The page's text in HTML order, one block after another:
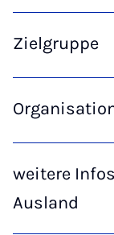
Zielgruppe
weitere
Ausland